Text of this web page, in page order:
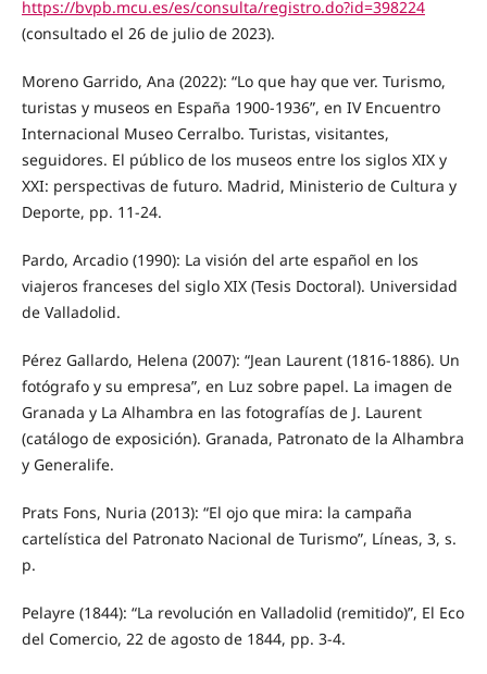
https://bvpb.mcu.es/es/consulta/registro.do?id=398224
(consultado el 26 de julio de 2023).
Moreno Garrido, Ana (2022): “Lo que hay que ver. Turismo,
turistas y museos en España 1900-1936”, en IV Encuentro
Internacional Museo Cerralbo. Turistas, visitantes,
seguidores. El público de los museos entre los siglos XIX y
XXI: perspectivas de futuro. Madrid, Ministerio de Cultura y
Deporte, pp. 11-24.
Pardo, Arcadio (1990): La visión del arte español en los
viajeros franceses del siglo XIX (Tesis Doctoral). Universidad
de Valladolid.
Pérez Gallardo, Helena (2007): “Jean Laurent (1816-1886). Un
fotógrafo y su empresa”, en Luz sobre papel. La imagen de
Granada y La Alhambra en las fotografías de J. Laurent
(catálogo de exposición). Granada, Patronato de la Alhambra
y Generalife.
Prats Fons, Nuria (2013): “El ojo que mira: la campaña
cartelística del Patronato Nacional de Turismo”, Líneas, 3, s.
p.
Pelayre (1844): “La revolución en Valladolid (remitido)”, El Eco
del Comercio, 22 de agosto de 1844, pp. 3-4.